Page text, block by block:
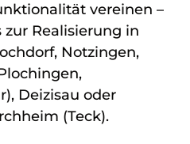
vereinen –
Realisierung in
Notzingen,
Deizisau oder
(Teck).